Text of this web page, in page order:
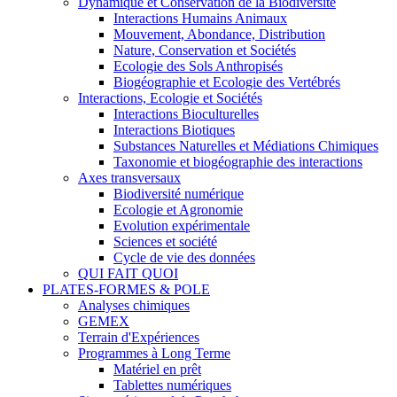
Interactions Humains Animaux
Mouvement, Abondance, Distribution
Nature, Conservation et Sociétés
Ecologie des Sols Anthropisés
Biogéographie et Ecologie des Vertébrés
Interactions, Ecologie et Sociétés
Interactions Bioculturelles
Interactions Biotiques
Substances Naturelles et Médiations Chimiques
Taxonomie et biogéographie des interactions
Axes transversaux
Biodiversité numérique
Ecologie et Agronomie
Evolution expérimentale
Sciences et société
Cycle de vie des données
QUI FAIT QUOI
PLATES-FORMES & POLE
Analyses chimiques
GEMEX
Terrain d'Expériences
Programmes à Long Terme
Matériel en prêt
Tablettes numériques